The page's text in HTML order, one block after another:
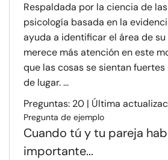
Respaldada por la ciencia de
psicología basada en la
ayuda a identificar el área de
merece más atención en este
que las cosas se sientan fuertes
de lugar. ...
Preguntas: 20 | Última
Pregunta de ejemplo
Cuando tú y tu pareja
importante...